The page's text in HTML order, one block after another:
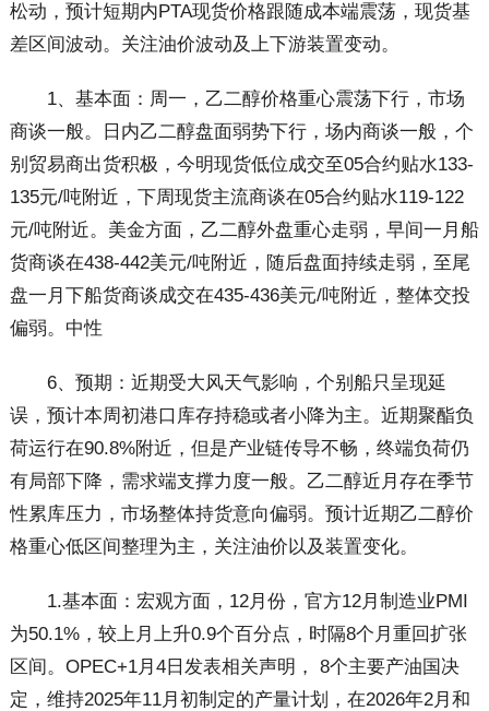
松动，预计短期内PTA现货价格跟随成本端震荡，现货基
差区间波动。关注油价波动及上下游装置变动。
1、基本面：周一，乙二醇价格重心震荡下行，市场
商谈一般。日内乙二醇盘面弱势下行，场内商谈一般，个
别贸易商出货积极，今明现货低位成交至05合约贴水133-
135元/吨附近，下周现货主流商谈在05合约贴水119-122
元/吨附近。美金方面，乙二醇外盘重心走弱，早间一月船
货商谈在438-442美元/吨附近，随后盘面持续走弱，至尾
盘一月下船货商谈成交在435-436美元/吨附近，整体交投
偏弱。中性
6、预期：近期受大风天气影响，个别船只呈现延
误，预计本周初港口库存持稳或者小降为主。近期聚酯负
荷运行在90.8%附近，但是产业链传导不畅，终端负荷仍
有局部下降，需求端支撑力度一般。乙二醇近月存在季节
性累库压力，市场整体持货意向偏弱。预计近期乙二醇价
格重心低区间整理为主，关注油价以及装置变化。
1.基本面：宏观方面，12月份，官方12月制造业PMI
为50.1%，较上月上升0.9个百分点，时隔8个月重回扩张
区间。OPEC+1月4日发表相关声明， 8个主要产油国决
定，维持2025年11月初制定的产量计划，在2026年2月和